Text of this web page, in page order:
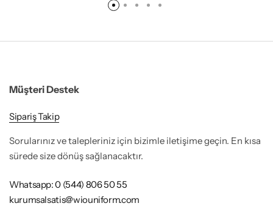
Müşteri Destek
Sipariş Takip
Sorularınız ve talepleriniz için bizimle iletişime geçin. En kısa
sürede size dönüş sağlanacaktır.
Whatsapp: 0 (544) 806 50 55
kurumsalsatis@wiouniform.com